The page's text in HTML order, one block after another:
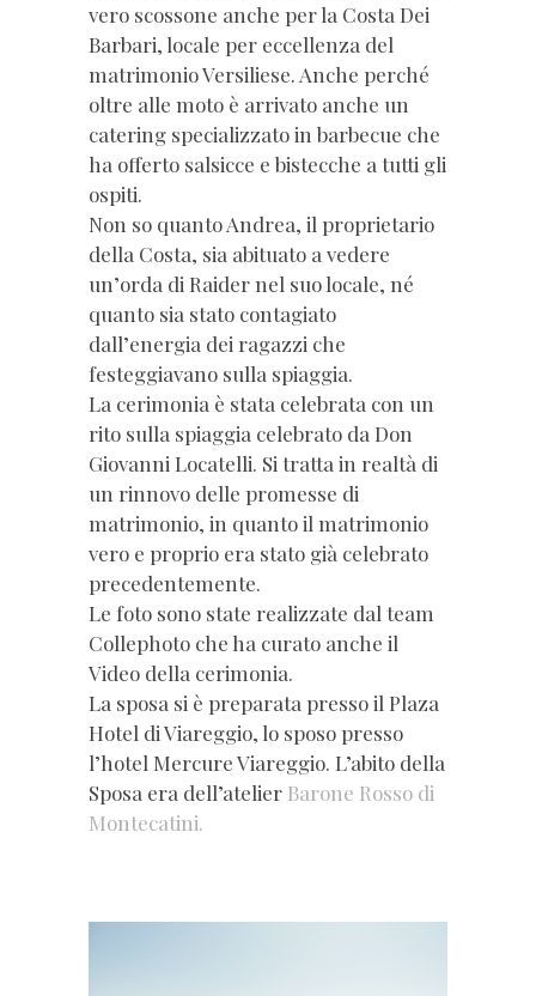
vero scossone anche per la Costa Dei
Barbari, locale per eccellenza del
matrimonio Versiliese. Anche perché
oltre alle moto è arrivato anche un
catering specializzato in barbecue che
ha offerto salsicce e bistecche a tutti gli
ospiti.
Non so quanto Andrea, il proprietario
della Costa, sia abituato a vedere
un’orda di Raider nel suo locale, né
quanto sia stato contagiato
dall’energia dei ragazzi che
festeggiavano sulla spiaggia.
La cerimonia è stata celebrata con un
rito sulla spiaggia celebrato da Don
Giovanni Locatelli. Si tratta in realtà di
un rinnovo delle promesse di
matrimonio, in quanto il matrimonio
vero e proprio era stato già celebrato
precedentemente.
Le foto sono state realizzate dal team
Collephoto che ha curato anche il
Video della cerimonia.
La sposa si è preparata presso il Plaza
Hotel di Viareggio, lo sposo presso
l’hotel Mercure Viareggio. L’abito della
Sposa era dell’atelier Barone Rosso di
Montecatini.